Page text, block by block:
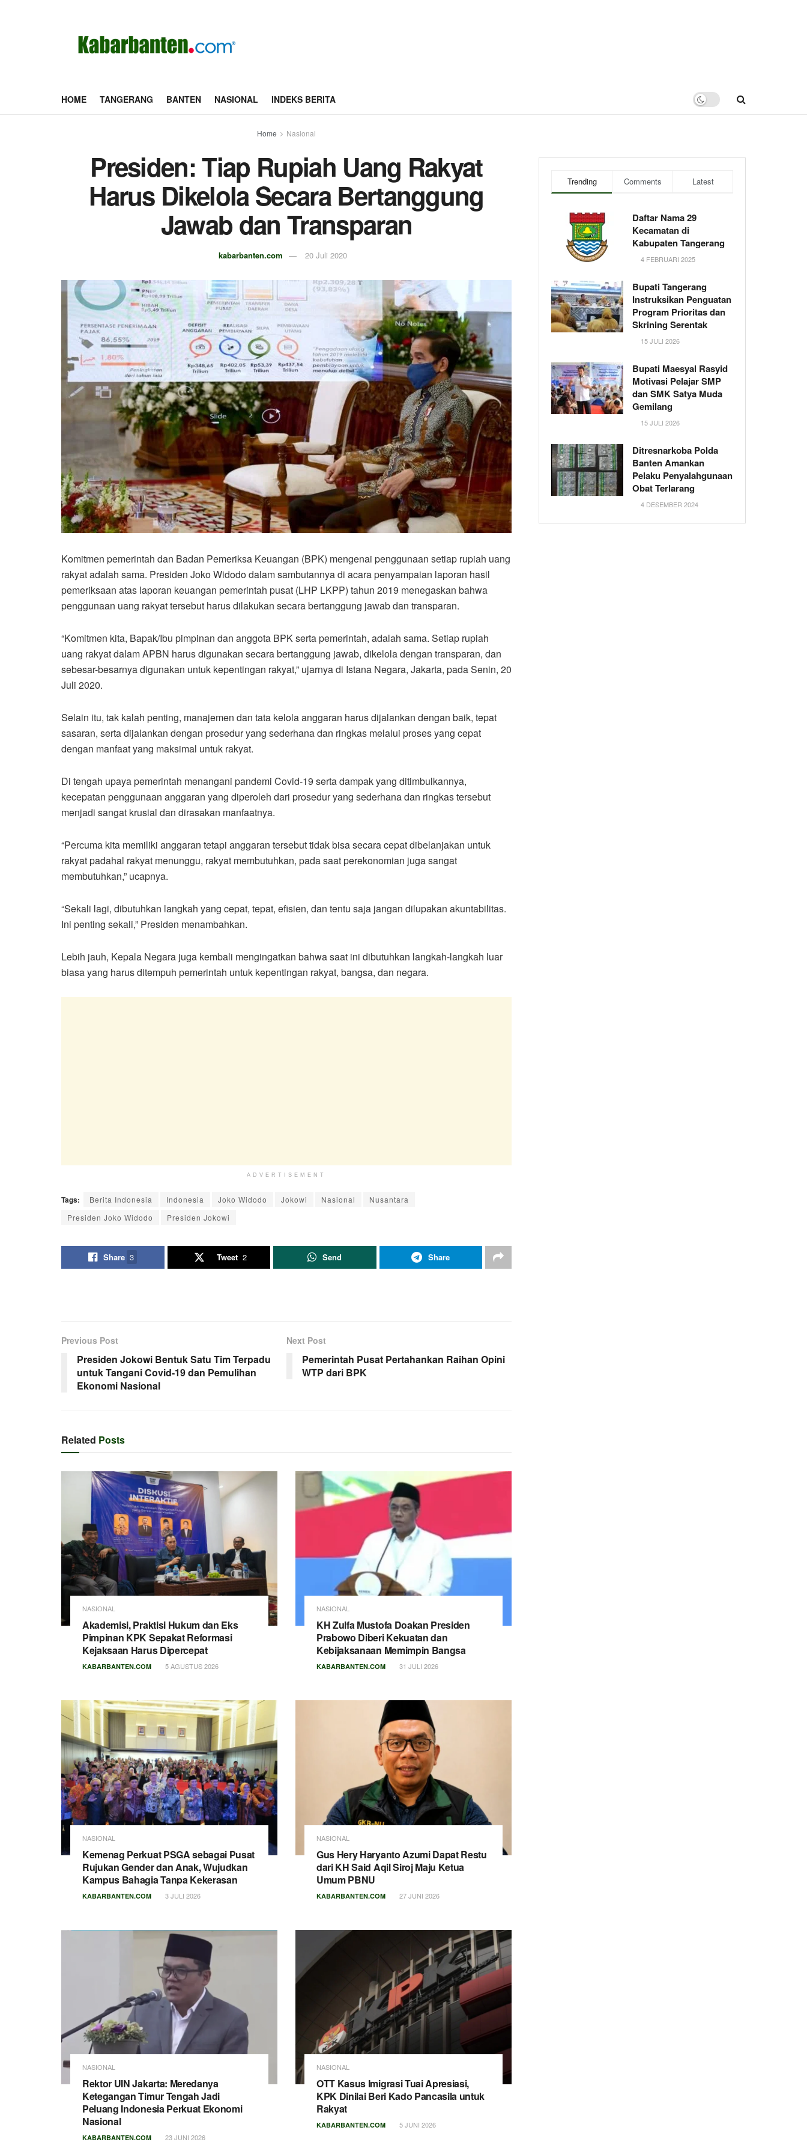
HOME TANGERANG BANTEN NASIONAL INDEKS BERITA
Home Nasional
Presiden: Tiap Rupiah Uang Rakyat
Harus Dikelola Secara Bertanggung
Jawab dan Transparan
kabarbanten.com 20 Juli 2020
Komitmen pemerintah dan Badan Pemeriksa Keuangan (BPK) mengenai penggunaan setiap rupiah uang
rakyat adalah sama. Presiden Joko Widodo dalam sambutannya di acara penyampaian laporan hasil
pemeriksaan atas laporan keuangan pemerintah pusat (LHP LKPP) tahun 2019 menegaskan bahwa
penggunaan uang rakyat tersebut harus dilakukan secara bertanggung jawab dan transparan.
“Komitmen kita, Bapak/Ibu pimpinan dan anggota BPK serta pemerintah, adalah sama. Setiap rupiah
uang rakyat dalam APBN harus digunakan secara bertanggung jawab, dikelola dengan transparan, dan
sebesar-besarnya digunakan untuk kepentingan rakyat,” ujarnya di Istana Negara, Jakarta, pada Senin, 20
Juli 2020.
Selain itu, tak kalah penting, manajemen dan tata kelola anggaran harus dijalankan dengan baik, tepat
sasaran, serta dijalankan dengan prosedur yang sederhana dan ringkas melalui proses yang cepat
dengan manfaat yang maksimal untuk rakyat.
Di tengah upaya pemerintah menangani pandemi Covid-19 serta dampak yang ditimbulkannya,
kecepatan penggunaan anggaran yang diperoleh dari prosedur yang sederhana dan ringkas tersebut
menjadi sangat krusial dan dirasakan manfaatnya.
“Percuma kita memiliki anggaran tetapi anggaran tersebut tidak bisa secara cepat dibelanjakan untuk
rakyat padahal rakyat menunggu, rakyat membutuhkan, pada saat perekonomian juga sangat
membutuhkan,” ucapnya.
“Sekali lagi, dibutuhkan langkah yang cepat, tepat, efisien, dan tentu saja jangan dilupakan akuntabilitas.
Ini penting sekali,” Presiden menambahkan.
Lebih jauh, Kepala Negara juga kembali mengingatkan bahwa saat ini dibutuhkan langkah-langkah luar
biasa yang harus ditempuh pemerintah untuk kepentingan rakyat, bangsa, dan negara.
ADVERTISEMENT
Tags: Berita Indonesia Indonesia Joko Widodo Jokowi Nasional
Nusantara
Presiden Joko Widodo
Presiden Jokowi
Share 3 Tweet 2 Send Share
Previous Post
Presiden Jokowi Bentuk Satu Tim Terpadu
untuk Tangani Covid-19 dan Pemulihan
Ekonomi Nasional
Next Post
Pemerintah Pusat Pertahankan Raihan Opini
WTP dari BPK
Related Posts
NASIONAL
Akademisi, Praktisi Hukum dan Eks
Pimpinan KPK Sepakat Reformasi
Kejaksaan Harus Dipercepat
KABARBANTEN.COM 5 AGUSTUS 2026
NASIONAL
KH Zulfa Mustofa Doakan Presiden
Prabowo Diberi Kekuatan dan
Kebijaksanaan Memimpin Bangsa
KABARBANTEN.COM 31 JULI 2026
NASIONAL
Kemenag Perkuat PSGA sebagai Pusat
Rujukan Gender dan Anak, Wujudkan
Kampus Bahagia Tanpa Kekerasan
KABARBANTEN.COM 3 JULI 2026
NASIONAL
Gus Hery Haryanto Azumi Dapat Restu
dari KH Said Aqil Siroj Maju Ketua
Umum PBNU
KABARBANTEN.COM 27 JUNI 2026
NASIONAL
Rektor UIN Jakarta: Meredanya
Ketegangan Timur Tengah Jadi
Peluang Indonesia Perkuat Ekonomi
Nasional
KABARBANTEN.COM 23 JUNI 2026
NASIONAL
OTT Kasus Imigrasi Tuai Apresiasi,
KPK Dinilai Beri Kado Pancasila untuk
Rakyat
KABARBANTEN.COM 5 JUNI 2026
Trending Comments Latest
Daftar Nama 29
Kecamatan di
Kabupaten Tangerang
4 FEBRUARI 2025
Bupati Tangerang
Instruksikan Penguatan
Program Prioritas dan
Skrining Serentak
15 JULI 2026
Bupati Maesyal Rasyid
Motivasi Pelajar SMP
dan SMK Satya Muda
Gemilang
15 JULI 2026
Ditresnarkoba Polda
Banten Amankan
Pelaku Penyalahgunaan
Obat Terlarang
4 DESEMBER 2024